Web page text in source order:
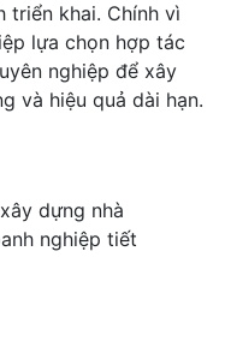
triển khai. Chính vì
lựa chọn hợp tác
nghiệp để xây
và hiệu quả dài hạn.